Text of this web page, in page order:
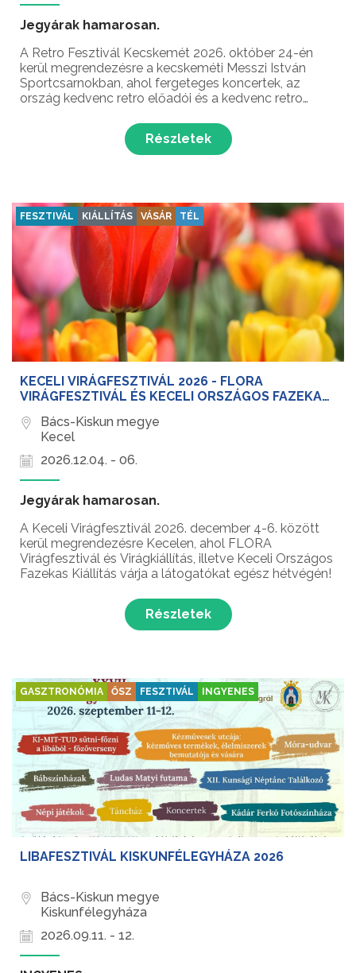
Jegyárak hamarosan.
A Retro Fesztivál Kecskemét 2026. október 24-én
kerül megrendezésre a kecskeméti Messzi István
Sportcsarnokban, ahol fergeteges koncertek, az
ország kedvenc retro előadói és a kedvenc retro
környékének legnagyobb retro fesztiválján!
Részletek
FESZTIVÁL KIÁLLÍTÁS VÁSÁR TÉL
KECELI VIRÁGFESZTIVÁL 2026 - FLORA
VIRÁGFESZTIVÁL ÉS KECELI ORSZÁGOS FAZEKAS
Bács-Kiskun megye
Kecel
2026.12.04. - 06.
Jegyárak hamarosan.
A Keceli Virágfesztivál 2026. december 4-6. között
kerül megrendezésre Kecelen, ahol FLORA
Virágfesztivál és Virágkiállítás, illetve Keceli Országos
Fazekas Kiállítás várja a látogatókat egész hétvégén!
Részletek
GASZTRONÓMIA ŐSZ FESZTIVÁL INGYENES
LIBAFESZTIVÁL KISKUNFÉLEGYHÁZA 2026
Bács-Kiskun megye
Kiskunfélegyháza
2026.09.11. - 12.